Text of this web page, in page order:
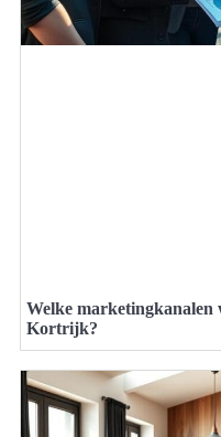
Welke
Kortrijk?